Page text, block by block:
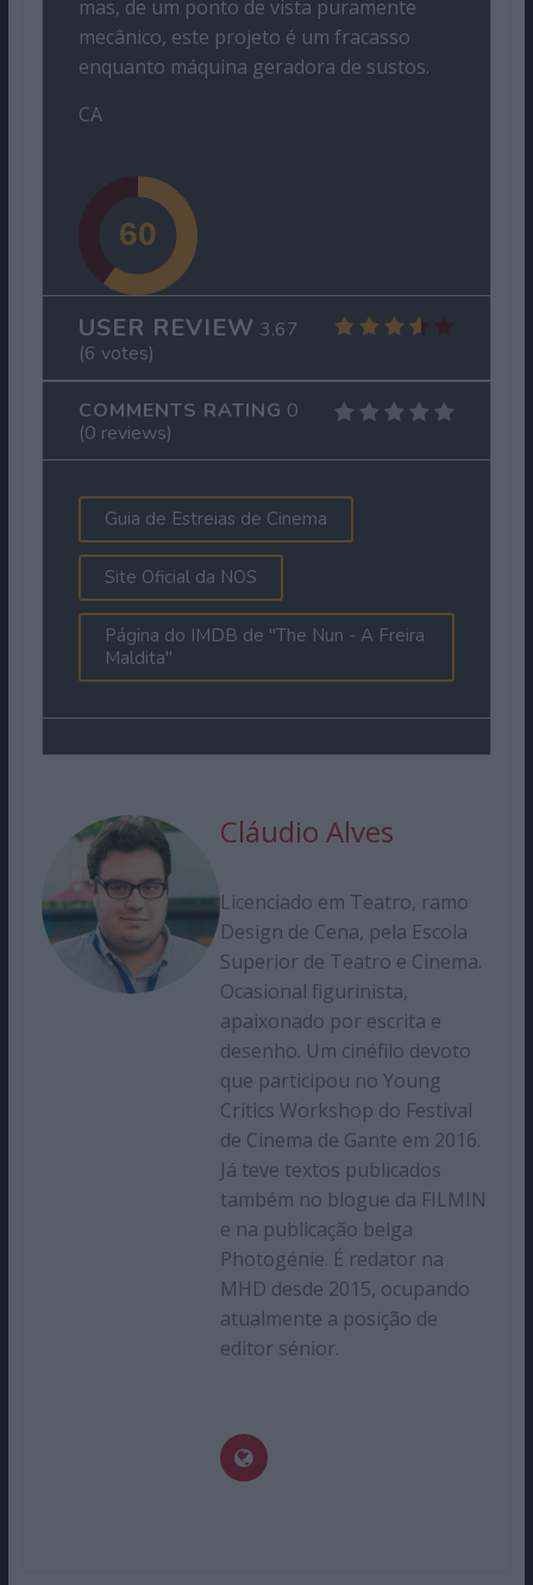
mas, de um ponto de vista puramente
mecânico, este projeto é um fracasso
enquanto máquina geradora de sustos.
CA
USER REVIEW 3.67
(6 votes)
COMMENTS RATING 0
(0 reviews)
Guia de Estreias de Cinema
Site Oficial da NOS
Página do IMDB de "The Nun - A Freira
Maldita"
Cláudio Alves
Licenciado em Teatro, ramo
Design de Cena, pela Escola
Superior de Teatro e Cinema.
Ocasional figurinista,
apaixonado por escrita e
desenho. Um cinéfilo devoto
que participou no Young
Critics Workshop do Festival
de Cinema de Gante em 2016.
Já teve textos publicados
também no blogue da FILMIN
e na publicação belga
Photogénie. É redator na
MHD desde 2015, ocupando
atualmente a posição de
editor sénior.